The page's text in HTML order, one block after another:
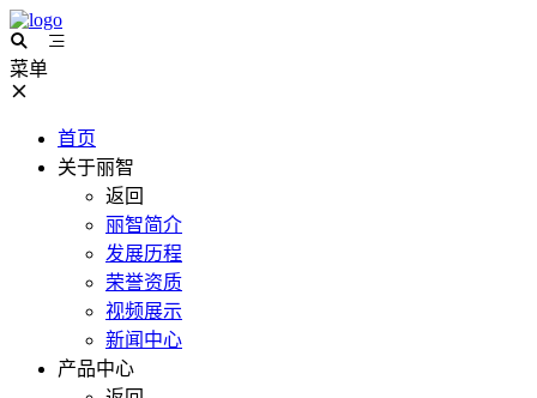
菜单
首页
关于丽智
返回
丽智简介
发展历程
荣誉资质
视频展示
新闻中心
产品中心